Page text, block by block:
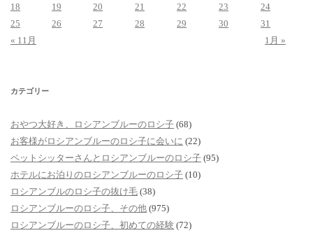
18
19 20 21 22 23
24
25
26 27 28 29 30
31
« 11月
1月 »
カテゴリー
おやつ大好き、ロシアンブルーのロシ子 (68)
お客様がロシアンブルーのロシ子に会いに (22)
ペットシッターさんとロシアンブルーのロシ子 (95)
ホテルにお泊りのロシアンブルーのロシ子 (10)
ロシアンブルのロシ子の抜け毛 (38)
ロシアンブルーのロシ子、その他 (975)
ロシアンブルーのロシ子、初めての経験 (72)